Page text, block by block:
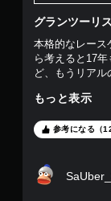
グランツーリ
本格的なレース
ら考えると17
ど、もうリアル
だけど、GT7も
もっと表示
参考になる（12